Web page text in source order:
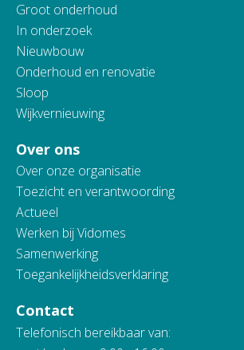
Groot onderhoud
In onderzoek
Nieuwbouw
Onderhoud en renovatie
Sloop
Wijkvernieuwing
Over ons
Over onze organisatie
Toezicht en verantwoording
Actueel
Werken bij Vidomes
Samenwerking
Toegankelijkheidsverklaring
Contact
Telefonisch bereikbaar van: